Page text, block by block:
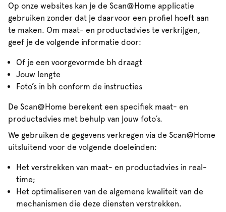
Op onze websites kan je de Scan@Home applicatie
gebruiken zonder dat je daarvoor een profiel hoeft aan
te maken. Om maat- en productadvies te verkrijgen,
geef je de volgende informatie door:
Of je een voorgevormde bh draagt
Jouw lengte
Foto’s in bh conform de instructies
De Scan@Home berekent een specifiek maat- en
productadvies met behulp van jouw foto’s.
We gebruiken de gegevens verkregen via de Scan@Home
uitsluitend voor de volgende doeleinden:
Het verstrekken van maat- en productadvies in real-
time;
Het optimaliseren van de algemene kwaliteit van de
mechanismen die deze diensten verstrekken.